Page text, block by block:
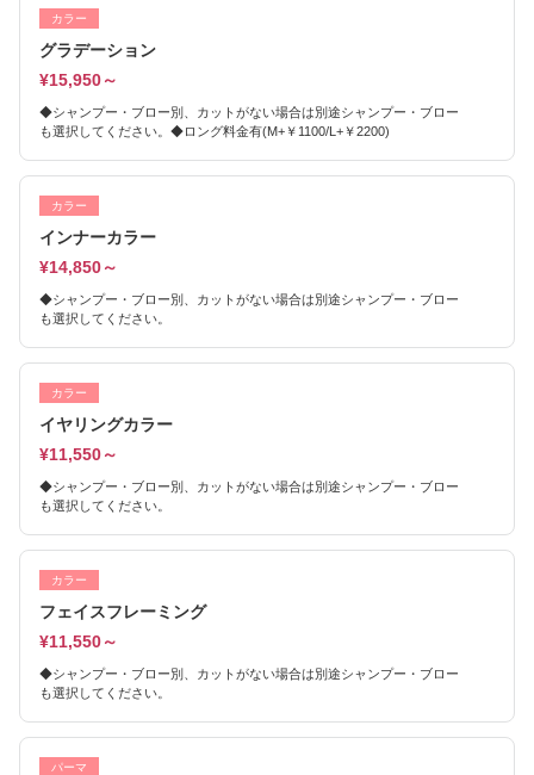
カラー
グラデーション
¥15,950～
◆シャンプー・ブロー別、カットがない場合は別途シャンプー・ブロー
も選択してください。◆ロング料金有(M+￥1100/L+￥2200)
カラー
インナーカラー
¥14,850～
◆シャンプー・ブロー別、カットがない場合は別途シャンプー・ブロー
も選択してください。
カラー
イヤリングカラー
¥11,550～
◆シャンプー・ブロー別、カットがない場合は別途シャンプー・ブロー
も選択してください。
カラー
フェイスフレーミング
¥11,550～
◆シャンプー・ブロー別、カットがない場合は別途シャンプー・ブロー
も選択してください。
パーマ